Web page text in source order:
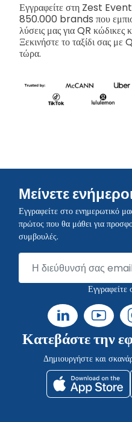
Εγγραφείτε στη Zest
850.000 brands που
λύσεις μας για QR κώδικες
Ξεκινήστε το ταξίδι σας με
τώρα.
Μείνετε
Εγγραφείτε στο ενημερωτικό
πρώτος που θα μάθει για
συμβουλές.
Εγγραφείτε
Κατεβάστε την
Δημιουργήστε και